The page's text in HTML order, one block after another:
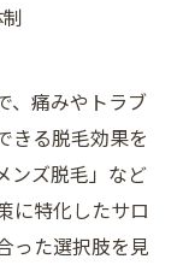
、痛みやトラブ
きる脱毛効果を
ンズ脱毛」など
に特化したサロ
った選択肢を見